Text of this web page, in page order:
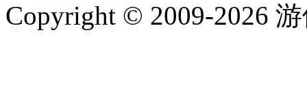
Copyright © 2009-2026